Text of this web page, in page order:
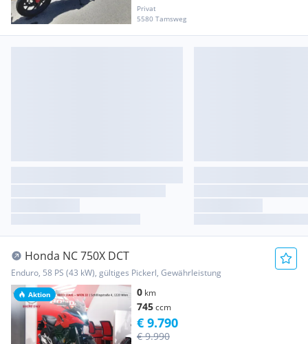
Privat
5580 Tamsweg
Aktion
Honda NC 750X DCT
Enduro, 58 PS (43 kW), gültiges Pickerl, Gewährleistung
0 km
745ccm
€ 9.990
€ 9.790